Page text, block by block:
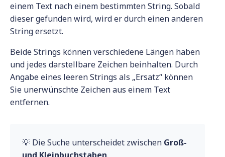
einem Text nach einem bestimmten String. Sobald
dieser gefunden wird, wird er durch einen anderen
String ersetzt.
Beide Strings können verschiedene Längen haben
und jedes darstellbare Zeichen beinhalten. Durch
Angabe eines leeren Strings als „Ersatz“ können
Sie unerwünschte Zeichen aus einem Text
entfernen.
💡 Die Suche unterscheidet zwischen Groß-